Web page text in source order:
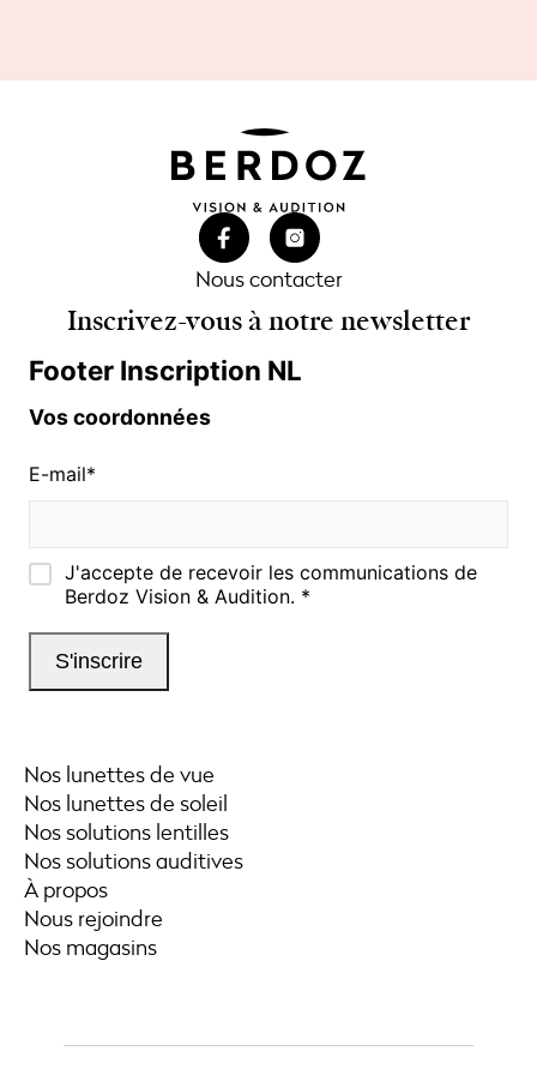
Nous contacter
Nos lunettes de vue
Nos lunettes de soleil
Nos solutions lentilles
Nos solutions auditives
À propos
Nous rejoindre
Nos magasins
Inscrivez-vous à notre newsletter